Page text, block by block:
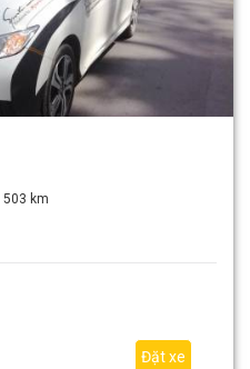
503 km
Đặt xe